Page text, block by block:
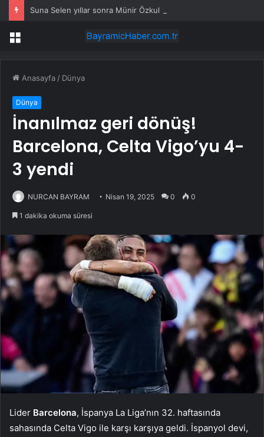
Menü
Anasayfa / Dünya
Dünya
İnanılmaz geri dönüş!
Barcelona, Celta Vigo’yu 4-
3 yendi
NURCAN BAYRAM Nisan 19, 2025 0 0
1 dakika okuma süresi
Lider Barcelona, İspanya La Liga’nın 32. haftasında
sahasında Celta Vigo ile karşı karşıya geldi. İspanyol devi,